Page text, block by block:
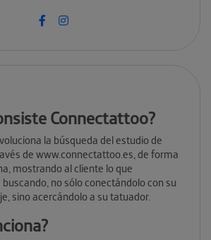
Connectattoo?
la búsqueda del estudio de
de www.connectattoo.es, de forma
mostrando al cliente lo que
no sólo conectándolo con su
sino acercándolo a su tatuador.